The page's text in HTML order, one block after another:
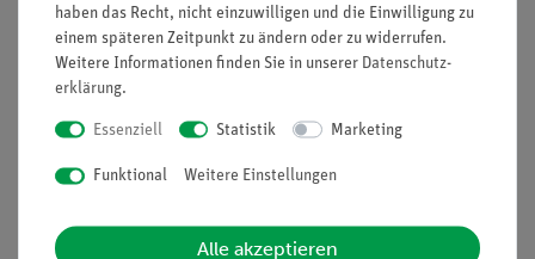
(Stereomikroskope
sowie B-300- und B-
510-Serie)
76,00 € 89,00 €
haben das Recht, nicht einzuwilligen und die Einwilligung zu
einem späteren Zeitpunkt zu ändern oder zu widerrufen.
Weitere Informationen finden Sie in unserer Daten­schutz­
erklärung.
Essenziell Statistik Marketing
Funktional Weitere Einstellungen
Alle akzeptieren